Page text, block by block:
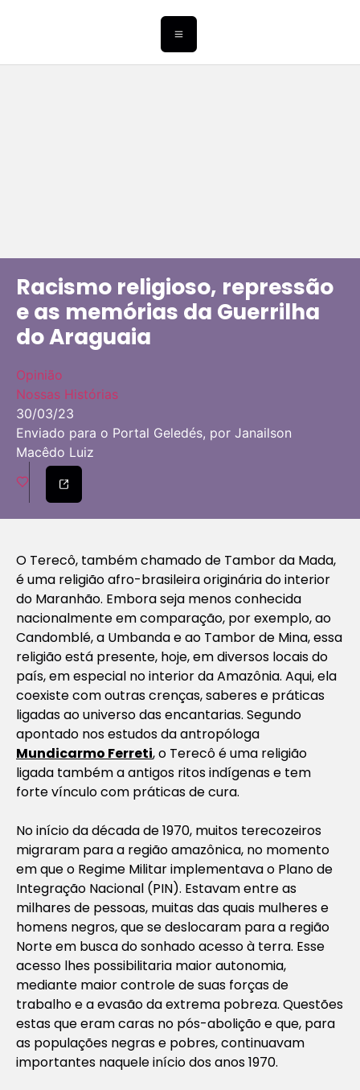
Racismo religioso, repressão
e as memórias da Guerrilha
do Araguaia
Opinião
Nossas Histórias
30/03/23
Enviado para o Portal Geledés, por Janailson
Macêdo Luiz
O Terecô, também chamado de Tambor da Mada,
é uma religião afro-brasileira originária do interior
do Maranhão. Embora seja menos conhecida
nacionalmente em comparação, por exemplo, ao
Candomblé, a Umbanda e ao Tambor de Mina, essa
religião está presente, hoje, em diversos locais do
país, em especial no interior da Amazônia. Aqui, ela
coexiste com outras crenças, saberes e práticas
ligadas ao universo das encantarias. Segundo
apontado nos estudos da antropóloga
Mundicarmo Ferreti, o Terecô é uma religião
ligada também a antigos ritos indígenas e tem
forte vínculo com práticas de cura.
No início da década de 1970, muitos terecozeiros
migraram para a região amazônica, no momento
em que o Regime Militar implementava o Plano de
Integração Nacional (PIN). Estavam entre as
milhares de pessoas, muitas das quais mulheres e
homens negros, que se deslocaram para a região
Norte em busca do sonhado acesso à terra. Esse
acesso lhes possibilitaria maior autonomia,
mediante maior controle de suas forças de
trabalho e a evasão da extrema pobreza. Questões
estas que eram caras no pós-abolição e que, para
as populações negras e pobres, continuavam
importantes naquele início dos anos 1970.